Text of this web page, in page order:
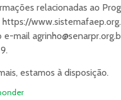
relacionadas ao
https://
e-mail
estamos à disposição.